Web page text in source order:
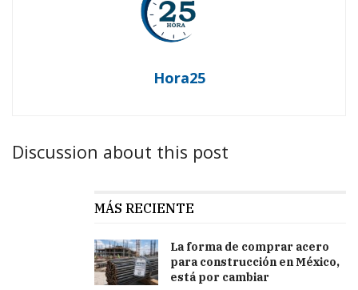
Hora25
Discussion about this post
MÁS RECIENTE
La forma de comprar acero
para construcción en México,
está por cambiar